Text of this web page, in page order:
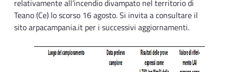
relativamente all’incendio divampato nel territorio di
Teano (Ce) lo scorso 16 agosto. Si invita a consultare il
sito arpacampania.it per i successivi aggiornamenti.